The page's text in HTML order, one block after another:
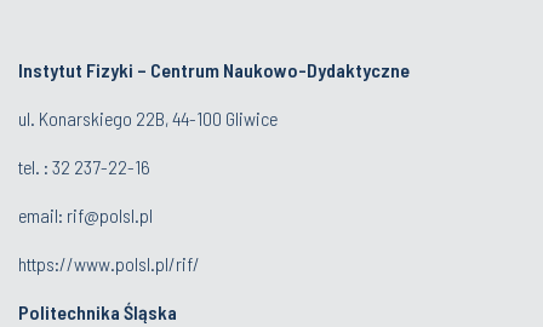
Instytut Fizyki – Centrum Naukowo-Dydaktyczne
ul. Konarskiego 22B, 44-100 Gliwice
tel. : 32 237-22-16
email: rif@polsl.pl
https://www.polsl.pl/rif/
Politechnika Śląska